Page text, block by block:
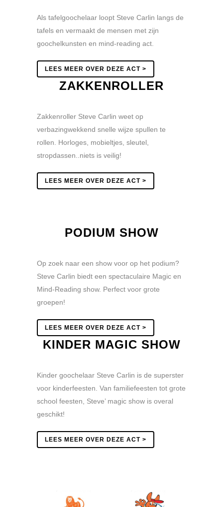
Als tafelgoochelaar loopt Steve Carlin langs de
tafels en vermaakt de mensen met zijn
goochelkunsten en mind-reading act.
LEES MEER OVER DEZE ACT >
ZAKKENROLLER
Zakkenroller Steve Carlin weet op
verbazingwekkend snelle wijze spullen te
rollen. Horloges, mobieltjes, sleutel,
stropdassen..niets is veilig!
LEES MEER OVER DEZE ACT >
PODIUM SHOW
Op zoek naar een show voor op het podium?
Steve Carlin biedt een spectaculaire Magic en
Mind-Reading show. Perfect voor grote
groepen!
LEES MEER OVER DEZE ACT >
KINDER MAGIC SHOW
Kinder goochelaar Steve Carlin is de superster
voor kinderfeesten. Van familiefeesten tot grote
school feesten, Steve’ magic show is overal
geschikt!
LEES MEER OVER DEZE ACT >